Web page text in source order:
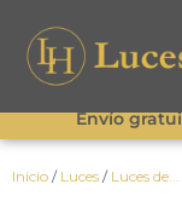
Envío
Inicio / Luces / Luces de...